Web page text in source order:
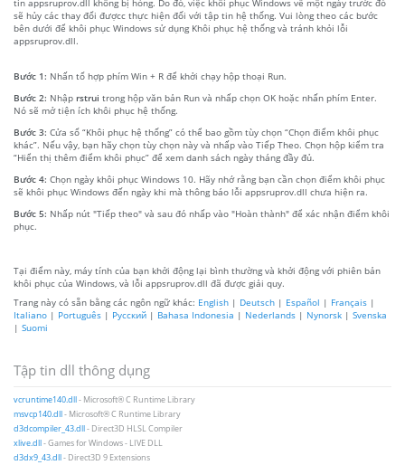
sẽ hủy các thay đổi đượcc thực hiện đối với tập tin hệ thống. Vui lòng theo các bước
bên dưới để khôi phục Windows sử dụng Khôi phục hệ thống và tránh khỏi lỗi
appsruprov.dll.
Bước 1: Nhấn tổ hợp phím Win + R để khởi chạy hộp thoại Run.
Bước 2: Nhập rstrui trong hộp văn bản Run và nhấp chọn OK hoặc nhấn phím Enter.
Nó sẽ mở tiện ích khôi phục hệ thống.
Bước 3: Cửa sổ “Khôi phục hệ thống” có thể bao gồm tùy chọn “Chọn điểm khôi phục
khác”. Nếu vậy, bạn hãy chọn tùy chọn này và nhấp vào Tiếp Theo. Chọn hộp kiểm tra
“Hiển thị thêm điểm khôi phục” để xem danh sách ngày tháng đầy đủ.
Bước 4: Chọn ngày khôi phục Windows 10. Hãy nhớ rằng bạn cần chọn điểm khôi phục
sẽ khôi phục Windows đến ngày khi mà thông báo lỗi appsruprov.dll chưa hiện ra.
Bước 5: Nhấp nút "Tiếp theo" và sau đó nhấp vào "Hoàn thành" để xác nhận điểm khôi
phục.
Tại điểm này, máy tính của bạn khởi động lại bình thường và khởi động với phiên bản
khôi phục của Windows, và lỗi appsruprov.dll đã được giải quy.
Trang này có sẵn bằng các ngôn ngữ khác: English | Deutsch | Español | Français |
Italiano | Português | Русский | Bahasa Indonesia | Nederlands | Nynorsk | Svenska
| Suomi
Tập tin dll thông dụng
vcruntime140.dll- Microsoft® C Runtime Library
msvcp140.dll- Microsoft® C Runtime Library
d3dcompiler_43.dll- Direct3D HLSL Compiler
xlive.dll- Games for Windows - LIVE DLL
d3dx9_43.dll- Direct3D 9 Extensions